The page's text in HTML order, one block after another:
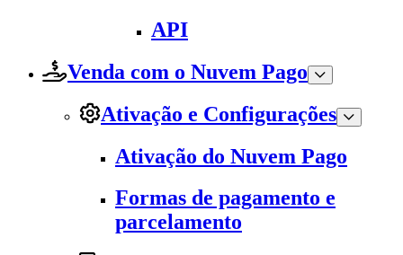
API
Venda com o Nuvem Pago
Ativação e Configurações
Ativação do Nuvem Pago
Formas de pagamento e
parcelamento